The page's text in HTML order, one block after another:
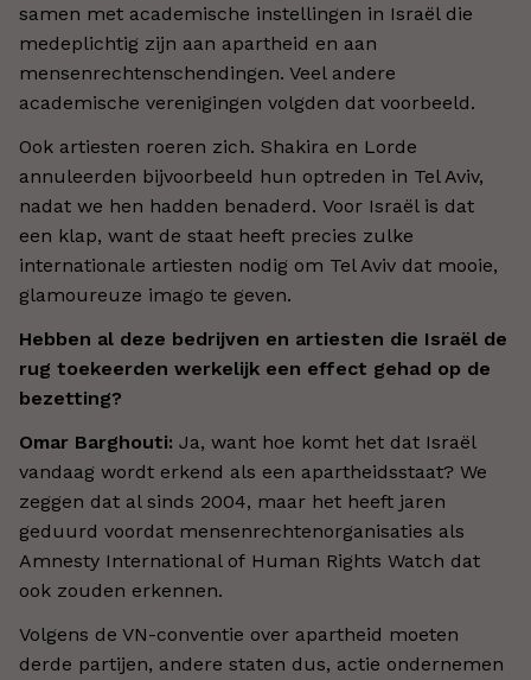
samen met academische instellingen in Israël die
medeplichtig zijn aan apartheid en aan
mensenrechtenschendingen. Veel andere
academische verenigingen volgden dat voorbeeld.
Ook artiesten roeren zich. Shakira en Lorde
annuleerden bijvoorbeeld hun optreden in Tel Aviv,
nadat we hen hadden benaderd. Voor Israël is dat
een klap, want de staat heeft precies zulke
internationale artiesten nodig om Tel Aviv dat mooie,
glamoureuze imago te geven.
Hebben al deze bedrijven en artiesten die Israël de
rug toekeerden werkelijk een effect gehad op de
bezetting?
Omar Barghouti: Ja, want hoe komt het dat Israël
vandaag wordt erkend als een apartheidsstaat? We
zeggen dat al sinds 2004, maar het heeft jaren
geduurd voordat mensenrechtenorganisaties als
Amnesty International of Human Rights Watch dat
ook zouden erkennen.
Volgens de VN-conventie over apartheid moeten
derde partijen, andere staten dus, actie ondernemen